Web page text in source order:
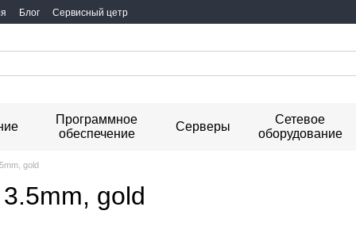
Блог Сервисный цетр
Программное
обеспечение
Серверы
Сетевое
оборудование
gold
gold